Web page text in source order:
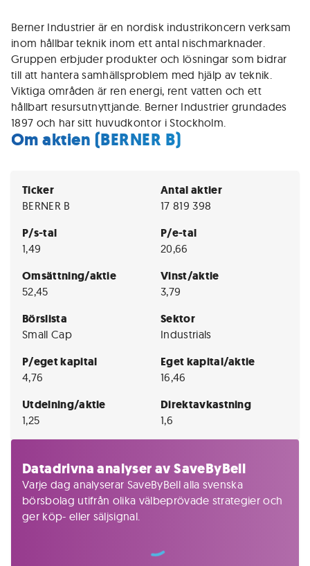
Berner Industrier är en nordisk industrikoncern verksam
inom hållbar teknik inom ett antal nischmarknader.
Gruppen erbjuder produkter och lösningar som bidrar
till att hantera samhällsproblem med hjälp av teknik.
Viktiga områden är ren energi, rent vatten och ett
hållbart resursutnyttjande. Berner Industrier grundades
1897 och har sitt huvudkontor i Stockholm.
Om aktien (BERNER B)
Ticker
BERNER B
Antal aktier
17 819 398
P/s-tal
1,49
P/e-tal
20,66
Omsättning/aktie
52,45
Vinst/aktie
3,79
Börslista
Small Cap
Sektor
Industrials
P/eget kapital
4,76
Eget kapital/aktie
16,46
Utdelning/aktie
1,25
Direktavkastning
1,6
Datadrivna analyser av SaveByBell
Varje dag analyserar SaveByBell alla svenska
börsbolag utifrån olika välbeprövade strategier och
ger köp- eller säljsignal.